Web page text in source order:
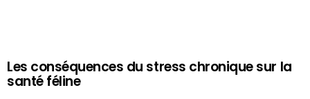
Les conséquences du stress chronique sur la
santé féline